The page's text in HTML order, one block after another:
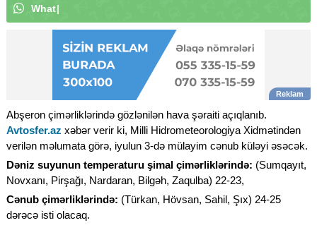
Whats
Abşeron çimərliklərində gözlənilən hava şəraiti açıqlanıb.
Avtosfer.az xəbər verir ki, Milli Hidrometeorologiya Xidmətindən
verilən məlumata görə, iyulun 3-də mülayim cənub küləyi əsəcək.
Dəniz suyunun temperaturu şimal çimərliklərində: (Sumqayıt,
Novxanı, Pirşağı, Nardaran, Bilgəh, Zaqulba) 22-23,
Cənub çimərliklərində: (Türkan, Hövsan, Sahil, Şıx) 24-25
dərəcə isti olacaq.